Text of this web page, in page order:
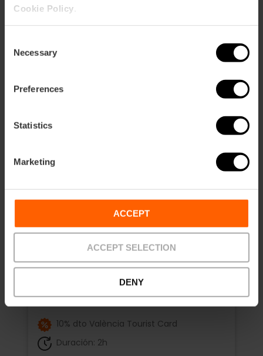
Cookie Policy
Selection
Necessary
Preferences
Statistics
Marketing
ACCEPT
ACCEPT SELECTION
DENY
Desde20,00 €
Visita guiada "Sorolla, el pintor de
5 - 2 opiniones
10% dto València Tourist Card
Duración: 2h